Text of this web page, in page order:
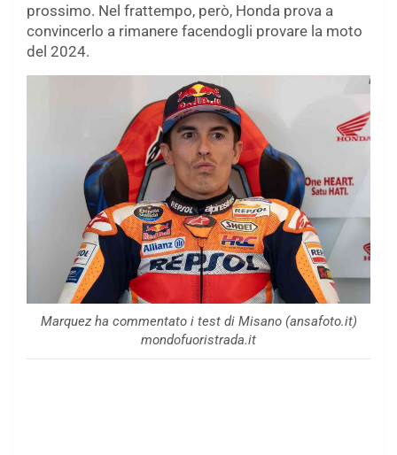
prossimo. Nel frattempo, però, Honda prova a
convincerlo a rimanere facendogli provare la moto
del 2024.
Marquez ha commentato i test di Misano (ansafoto.it)
mondofuoristrada.it